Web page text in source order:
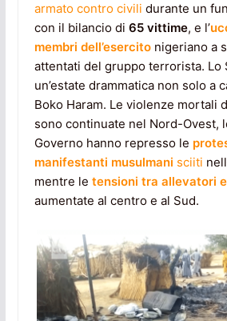
armato contro civili durante un
con il bilancio di 65 vittime, e l’
membri dell’esercitonigeriano a
attentati del gruppo terrorista. Lo
un’estate drammatica non solo a
Boko Haram. Le violenze mortali
sono continuate nel Nord-Ovest,
Governo hanno represso le
manifestanti musulmani sciiti
mentre le tensioni tra allevatori
aumentate al centro e al Sud.